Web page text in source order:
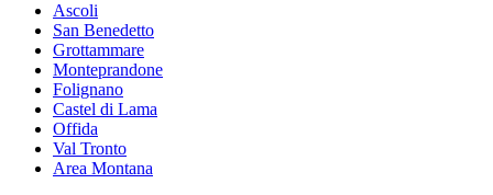
Ascoli
San Benedetto
Grottammare
Monteprandone
Folignano
Castel di Lama
Offida
Val Tronto
Area Montana